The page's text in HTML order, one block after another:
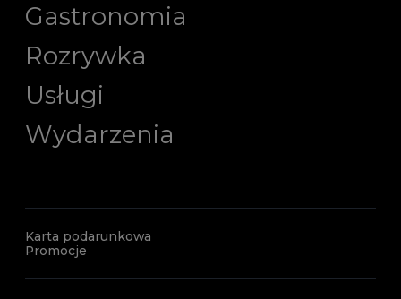
Gastronomia
Rozrywka
Usługi
Wydarzenia
Karta podarunkowa
Promocje